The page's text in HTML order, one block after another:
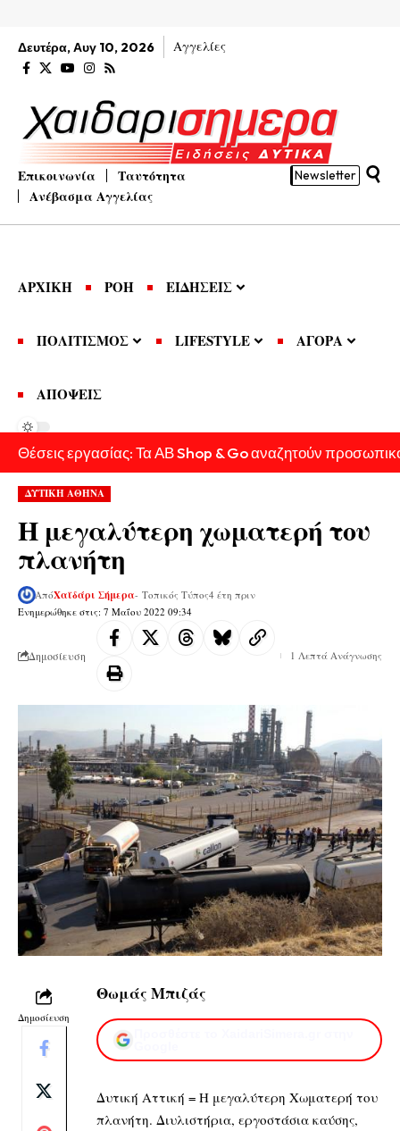
Δευτέρα, Αυγ 10, 2026 Αγγελίες
Επικοινωνία
Ταυτότητα
Ανέβασμα Αγγελίας
Newsletter
ΑΡΧΙΚΗ ΡΟΗ ΕΙΔΗΣΕΙΣ
ΠΟΛΙΤΙΣΜΟΣ LIFESTYLE ΑΓΟΡΑ
ΑΠΟΨΕΙΣ
Θέσεις εργασίας: Τα ΑΒ Shop & Go αναζητούν
ΔΥΤΙΚΗ ΑΘΗΝΑ
Η μεγαλύτερη χωματερή του
πλανήτη
Ενημερώθηκε στις: 7 Μαΐου 2022 09:34
ΑπόΧαϊδάρι Σήμερα- Τοπικός Τύπος4 έτη πριν
Δημοσίευση 1 Λεπτά Ανάγνωσης
Δημοσίευση
Θωμάς Μπιζάς
Δυτική Αττική = Η μεγαλύτερη Χωματερή του
πλανήτη. Διυλιστήρια, εργοστάσια καύσης,